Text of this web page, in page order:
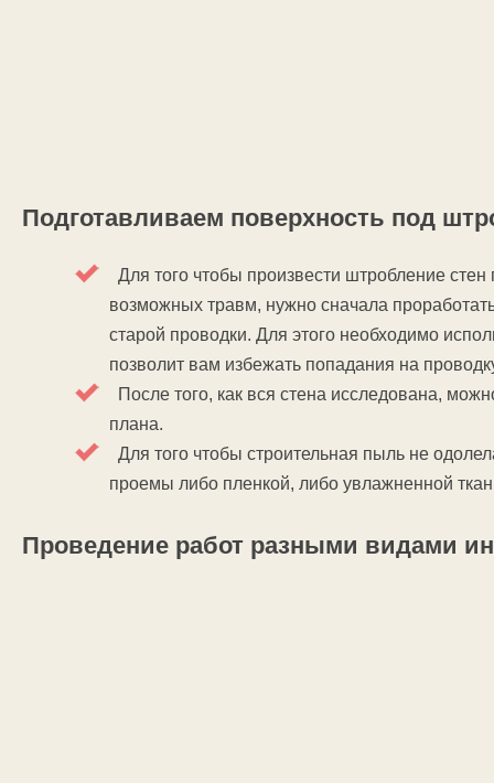
Подготавливаем поверхность под
Для того чтобы произвести штробление
возможных травм, нужно сначала
старой проводки. Для этого необходимо
позволит вам избежать попадания на
После того, как вся стена исследована,
плана.
Для того чтобы строительная пыль не
проемы либо пленкой, либо увлажненной
Проведение работ разными видами